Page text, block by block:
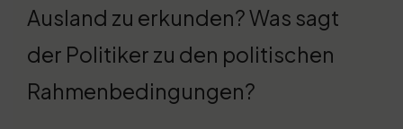
Ausland zu erkunden? Was sagt
der Politiker zu den politischen
Rahmenbedingungen?